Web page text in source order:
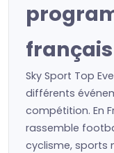
français
Sky Sport Top
différents
compétition. En
rassemble
cyclisme, sports